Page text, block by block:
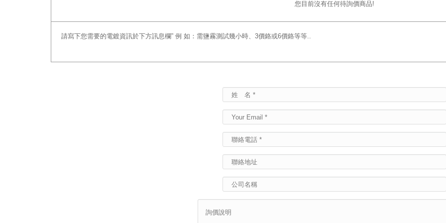
您目前沒有任何待詢價商品!
請寫下您需要的電鍍資訊於下方訊息欄” 例 如：需鹽霧測試幾小時、3價鉻或6價鉻等等..